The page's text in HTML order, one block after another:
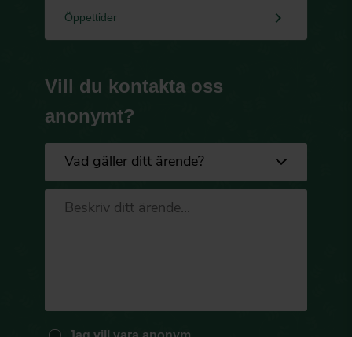
Öppettider keyboard_arrow_right
Vill du kontakta oss
anonymt?